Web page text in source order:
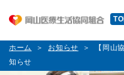
ホーム お知らせ
【岡山
知らせ